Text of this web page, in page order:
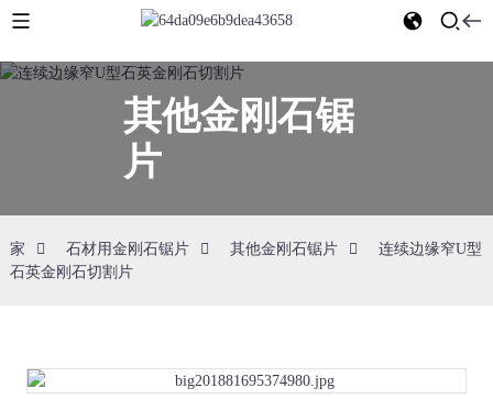
其他金刚石锯
片
家 石材用金刚石锯片 其他金刚石锯片
连续边缘窄U型
石英金刚石切割片